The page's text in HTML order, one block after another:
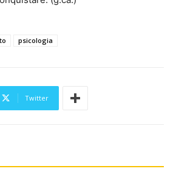
psicologia
Twitter